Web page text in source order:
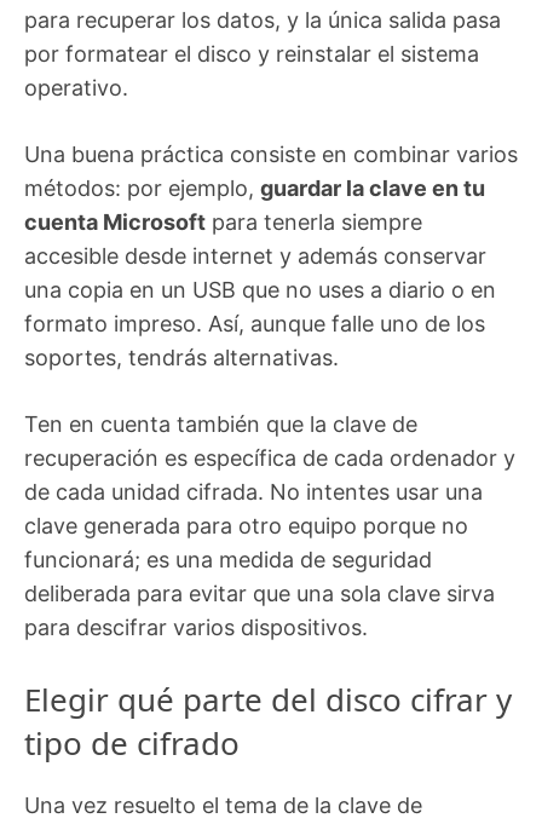
para recuperar los datos, y la única salida pasa
por formatear el disco y reinstalar el sistema
operativo.
Una buena práctica consiste en combinar varios
métodos: por ejemplo, guardar la clave en tu
cuenta Microsoft para tenerla siempre
accesible desde internet y además conservar
una copia en un USB que no uses a diario o en
formato impreso. Así, aunque falle uno de los
soportes, tendrás alternativas.
Ten en cuenta también que la clave de
recuperación es específica de cada ordenador y
de cada unidad cifrada. No intentes usar una
clave generada para otro equipo porque no
funcionará; es una medida de seguridad
deliberada para evitar que una sola clave sirva
para descifrar varios dispositivos.
Elegir qué parte del disco cifrar y
tipo de cifrado
Una vez resuelto el tema de la clave de